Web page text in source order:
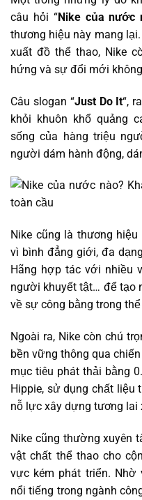
câu hỏi “Nike của nước
thương hiệu này mang
xuất đồ thể thao, Nike
hứng và sự đổi mới
Câu slogan “Just Do It“,
khỏi khuôn khổ quảng
sống của hàng triệu
người dám hành động,
Nike cũng là thương
vì bình đẳng giới, đa
Hãng hợp tác với nhiều
người khuyết tật… để tạo
về sự công bằng trong
Ngoài ra, Nike còn chú
bền vững thông qua
mục tiêu phát thải bằng
Hippie, sử dụng chất liệu
nỗ lực xây dựng tương lai
Nike cũng thường xuyên
vật chất thể thao cho
vực kém phát triển. Nhờ
nổi tiếng trong ngành